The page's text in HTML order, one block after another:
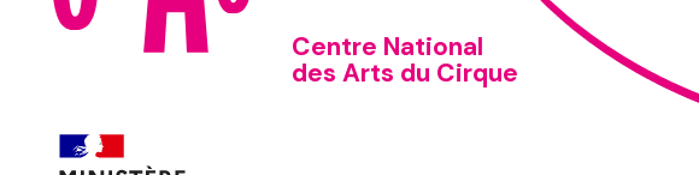
Centre National
des Arts du Cirque